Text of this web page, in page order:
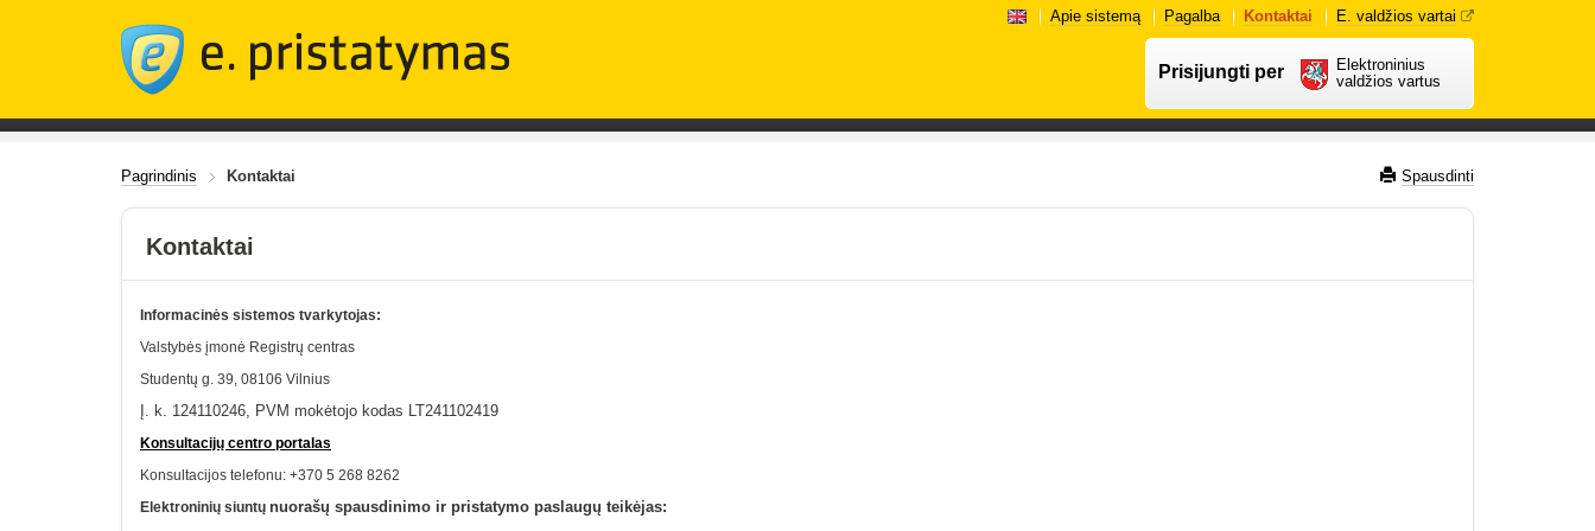
Apie sistemą Pagalba Kontaktai E. valdžios vartai
Prisijungti per
Elektroninius
valdžios vartus
Pagrindinis Kontaktai Spausdinti
Kontaktai
Informacinės sistemos tvarkytojas:
Valstybės įmonė Registrų centras
Studentų g. 39, 08106 Vilnius
Į. k. 124110246, PVM mokėtojo kodas LT241102419
Konsultacijų centro portalas
Konsultacijos telefonu: +370 5 268 8262
Elektroninių siuntų nuorašų spausdinimo ir pristatymo paslaugų teikėjas: